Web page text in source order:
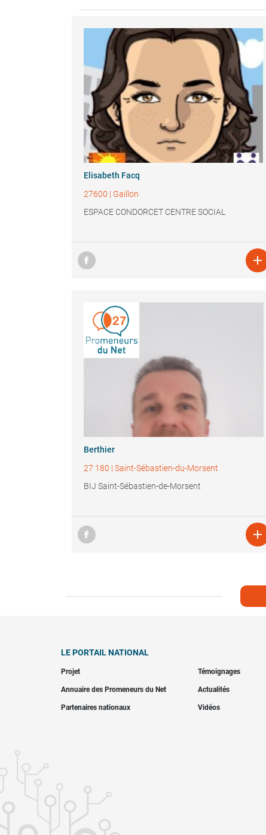
Elisabeth Facq
27600 | Gaillon
ESPACE CONDORCET CENTRE SOCIAL

Berthier
27 180 | Saint-Sébastien-du-Morsent
BIJ Saint-Sébastien-de-Morsent

LE PORTAIL NATIONAL
Projet Témoignages
Annuaire des Promeneurs du Net Actualités
Partenaires nationaux Vidéos